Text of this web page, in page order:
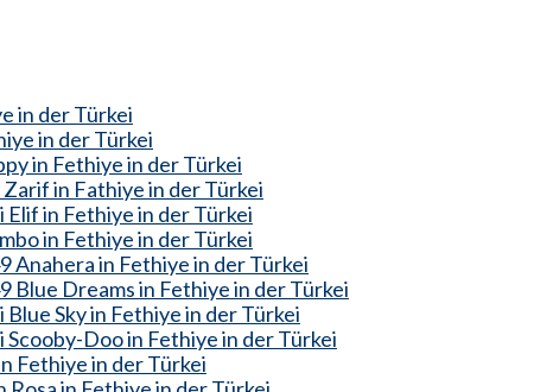
in der Türkei
in der Türkei
in Fethiye in der Türkei
in Fathiye in der Türkei
Elif in Fethiye in der Türkei
in Fethiye in der Türkei
Anahera in Fethiye in der Türkei
Blue Dreams in Fethiye in der Türkei
Blue Sky in Fethiye in der Türkei
Scooby-Doo in Fethiye in der Türkei
Fethiye in der Türkei